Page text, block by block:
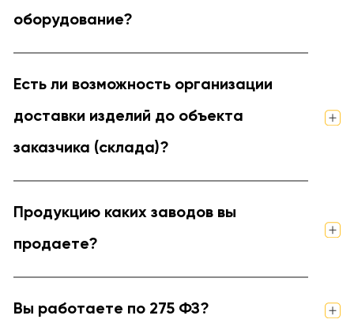
оборудование?
Есть ли возможность организации
доставки изделий до объекта
заказчика (склада)?
Продукцию каких заводов вы
продаете?
Вы работаете по 275 ФЗ?